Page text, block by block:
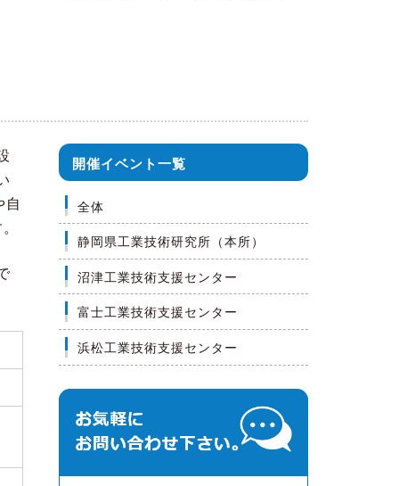
自
開催イベント一覧
全体
静岡県工業技術研究所（本所）
沼津工業技術支援センター
富士工業技術支援センター
浜松工業技術支援センター